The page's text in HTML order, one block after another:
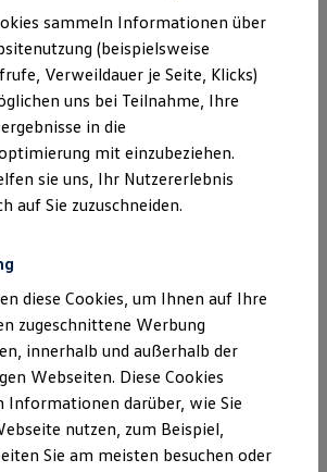
Gewinn
unterwegs
Zuhause
finden
im Design. Stark im Alltag.
jetzt den neuen ID.3 Neo!
Neo erfahren
sammeln Informationen über
(beispielsweise
Verweildauer je Seite, Klicks)
uns bei Teilnahme, Ihre
in die
mit einzubeziehen.
sie uns, Ihr Nutzererlebnis
auf Sie zuzuschneiden.
diese Cookies, um Ihnen auf Ihre
zugeschnittene Werbung
innerhalb und außerhalb der
Webseiten. Diese Cookies
Informationen darüber, wie Sie
nutzen, zum Beispiel,
Sie am meisten besuchen oder